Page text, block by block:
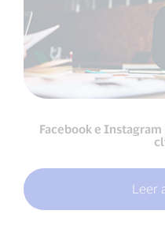
Facebook e
Leer